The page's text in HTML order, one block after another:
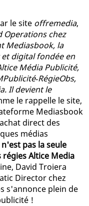
le site offremedia,
Operations chez
Mediasbook, la
digital fondée en
Média Publicité,
Il devient le
le rappelle le site,
Mediasbook
direct des
médias
n'est pas la seule
Altice Media
David Troiera
Director chez
s'annonce plein de
!